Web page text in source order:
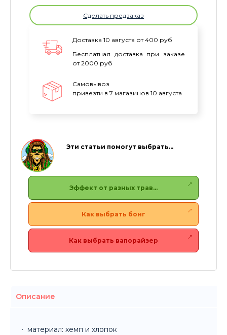
Сделать предзаказ
Доставка 10 августа от 400 руб
Бесплатная доставка при заказе
от 2000 руб
Самовывоз
привезти в 7 магазинов 10 августа
Эти статьи помогут выбрать…
Эффект от разных трав…
Как выбрать бонг
Как выбрать вапорайзер
Описание
материал: хемп и хлопок